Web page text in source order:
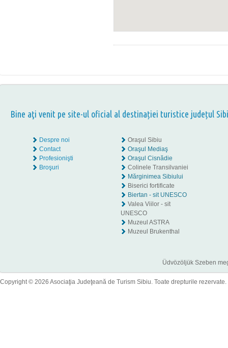
Bine aţi venit pe site-ul oficial al destinației turistice județul
Despre noi
Contact
Profesionişti
Broşuri
Oraşul Sibiu
Oraşul Mediaş
Oraşul Cisnădie
Colinele Transilvaniei
Mărginimea Sibiului
Biserici fortificate
Biertan - sit UNESCO
Valea Viilor - sit
UNESCO
Muzeul ASTRA
Muzeul Brukenthal
Üdvözöljük Szeben
Copyright © 2026 Asociaţia Judeţeană de Turism Sibiu. Toate drepturile rezervate.